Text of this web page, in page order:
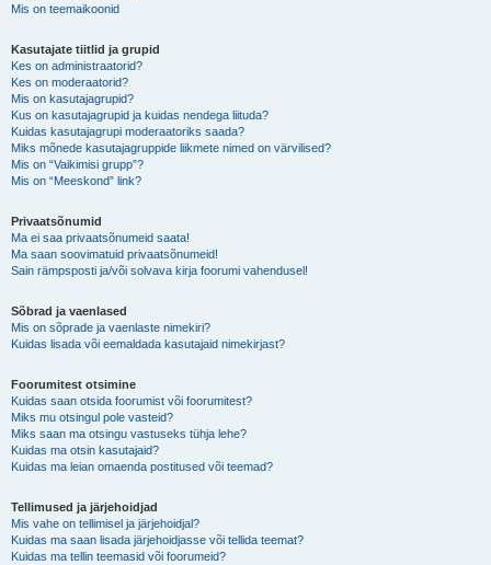
Mis on teemaikoonid
Kasutajate tiitlid ja grupid
Kes on administraatorid?
Kes on moderaatorid?
Mis on kasutajagrupid?
Kus on kasutajagrupid ja kuidas nendega liituda?
Kuidas kasutajagrupi moderaatoriks saada?
Miks mõnede kasutajagruppide liikmete nimed on värvilised?
Mis on “Vaikimisi grupp”?
Mis on “Meeskond” link?
Privaatsõnumid
Ma ei saa privaatsõnumeid saata!
Ma saan soovimatuid privaatsõnumeid!
Sain rämpsposti ja/või solvava kirja foorumi vahendusel!
Sõbrad ja vaenlased
Mis on sõprade ja vaenlaste nimekiri?
Kuidas lisada või eemaldada kasutajaid nimekirjast?
Foorumitest otsimine
Kuidas saan otsida foorumist või foorumitest?
Miks mu otsingul pole vasteid?
Miks saan ma otsingu vastuseks tühja lehe?
Kuidas ma otsin kasutajaid?
Kuidas ma leian omaenda postitused või teemad?
Tellimused ja järjehoidjad
Mis vahe on tellimisel ja järjehoidjal?
Kuidas ma saan lisada järjehoidjasse või tellida teemat?
Kuidas ma tellin teemasid või foorumeid?